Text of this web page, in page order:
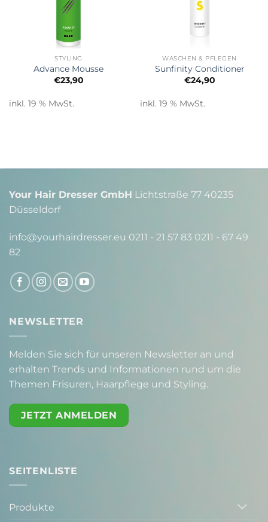
STYLING
Advance Mousse
€23,90
inkl. 19 % MwSt.
WASCHEN & PFLEGEN
Sunfinity Conditioner
€24,90
inkl. 19 % MwSt.
Your Hair Dresser GmbH Lichtstraße 77 40235
Düsseldorf
info@yourhairdresser.eu 0211 - 21 57 83 0211 - 67 49
82
NEWSLETTER
Melden Sie sich für unseren Newsletter an und
erhalten Trends und Informationen rund um die
Themen Frisuren, Haarpflege und Styling.
JETZT ANMELDEN
SEITENLISTE
Produkte